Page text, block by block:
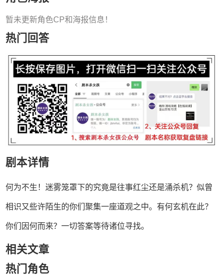
暂未更新角色CP和海报信息！
热门回答
剧本详情
何为不生！迷雾笼罩下的究竟是往事红尘还是涌杀机？似曾
相识又些许陌生的你们聚集一座道观之中。有何玄机在此？
你们因何而来？一切答案等待诸位寻找。
相关文章
热门角色